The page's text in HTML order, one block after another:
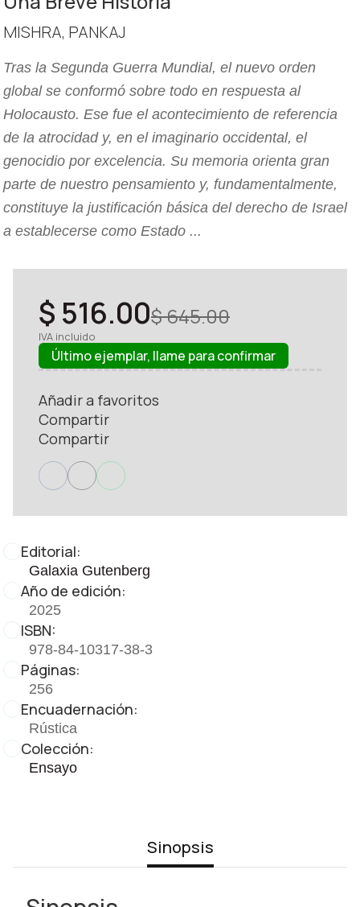
MISHRA, PANKAJ
Tras la Segunda Guerra Mundial, el nuevo orden
global se conformó sobre todo en respuesta al
Holocausto. Ese fue el acontecimiento de referencia
de la atrocidad y, en el imaginario occidental, el
genocidio por excelencia. Su memoria orienta gran
parte de nuestro pensamiento y, fundamentalmente,
constituye la justificación básica del derecho de Israel
a establecerse como Estado ...
Editorial:
Galaxia Gutenberg
Año de edición:
2025
ISBN:
978-84-10317-38-3
Páginas:
256
Encuadernación:
Rústica
Colección:
Ensayo
$ 645.00
$ 516.00
IVA incluido
Último ejemplar, llame para confirmar
Añadir a favoritos
Compartir
Compartir
Sinopsis